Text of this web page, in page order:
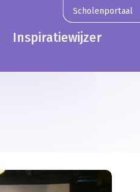
Inspiratiewijzer
Scholenportaal